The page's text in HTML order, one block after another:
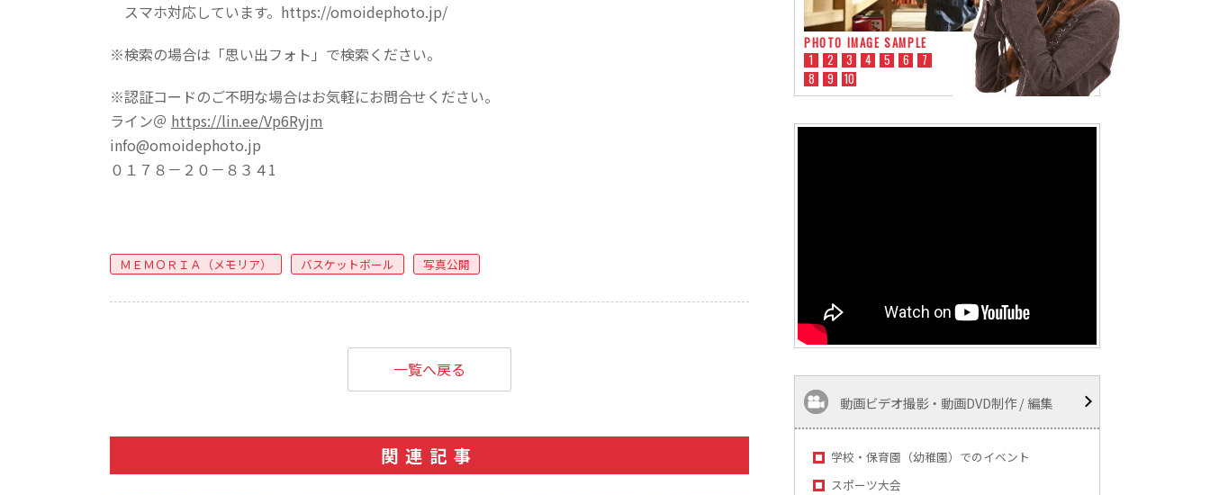
スマホ対応しています。https://omoidephoto.jp/
※検索の場合は「思い出フォト」で検索ください。
※認証コードのご不明な場合はお気軽にお問合せください。
ライン＠ https://lin.ee/Vp6Ryjm
info@omoidephoto.jp
０１７８－２０－８３４1
ＭＥＭＯＲＩＡ（メモリア） バスケットボール 写真公開
一覧へ戻る
関連記事
PHOTO IMAGE SAMPLE
1
2 3 4 5 6
7
8
9 10
動画ビデオ撮影・動画DVD制作 / 編集
学校・保育園（幼稚園）でのイベント
スポーツ大会